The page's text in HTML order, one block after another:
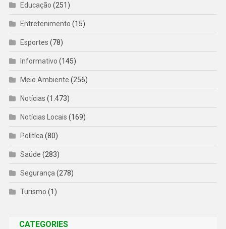
Educação (251)
Entretenimento (15)
Esportes (78)
Informativo (145)
Meio Ambiente (256)
Notícias (1.473)
Notícias Locais (169)
Politíca (80)
Saúde (283)
Segurança (278)
Turismo (1)
CATEGORIES